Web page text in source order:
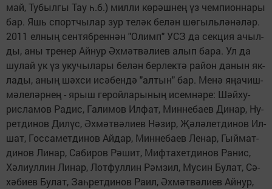
май, Ту­был­гы Тау һ.б.) мил­ли кө­рәш­нең үз чем­пи­он­на­ры
бар. Яшь спорт­чы­лар зур те­ләк бе­лән шө­гыль­лә­нә­ләр.
2011 ел­ның сен­тяб­рен­нән "О­лимп" УСЗ да сек­ция ачыл­
ды, аны тре­нер Ай­нур Әх­мәт­вә­ли­ев алып ба­ра. Ул да
шу­лай ук үз уку­чы­ла­ры бе­лән бер­лек­тә ра­йон да­нын як­
ла­ды, аның шәх­си исә­бен­дә "ал­тын" бар. Ме­нә яңа­чиш­
мә­ле­ләр­нең - ярыш ге­рой­ла­ры­ның исем­нә­ре: Шәй­ху­
рис­ла­мов Ра­дис, Га­ли­мов Ил­фат, Мин­не­ба­ев Ди­нар, Ну­
рет­ди­нов Ди­лүс, Әх­мәт­вә­ли­ев Нә­зир, Җә­лә­лет­ди­нов Ил­
шат, Гос­са­мет­ди­нов Ай­дар, Мин­не­ба­ев Ле­нар, Гый­мат­
ди­нов Ли­нар, Са­би­ров Рә­шит, Миф­та­хет­ди­нов Ра­нис,
Хә­лиул­лин Ли­нар, Лот­фул­лин Рәм­зил, Му­син Бу­лат, Сә­
хә­би­ев Бу­лат, Заһ­рет­ди­нов Ра­ил, Әх­мәт­вә­ли­ев Ай­нур,